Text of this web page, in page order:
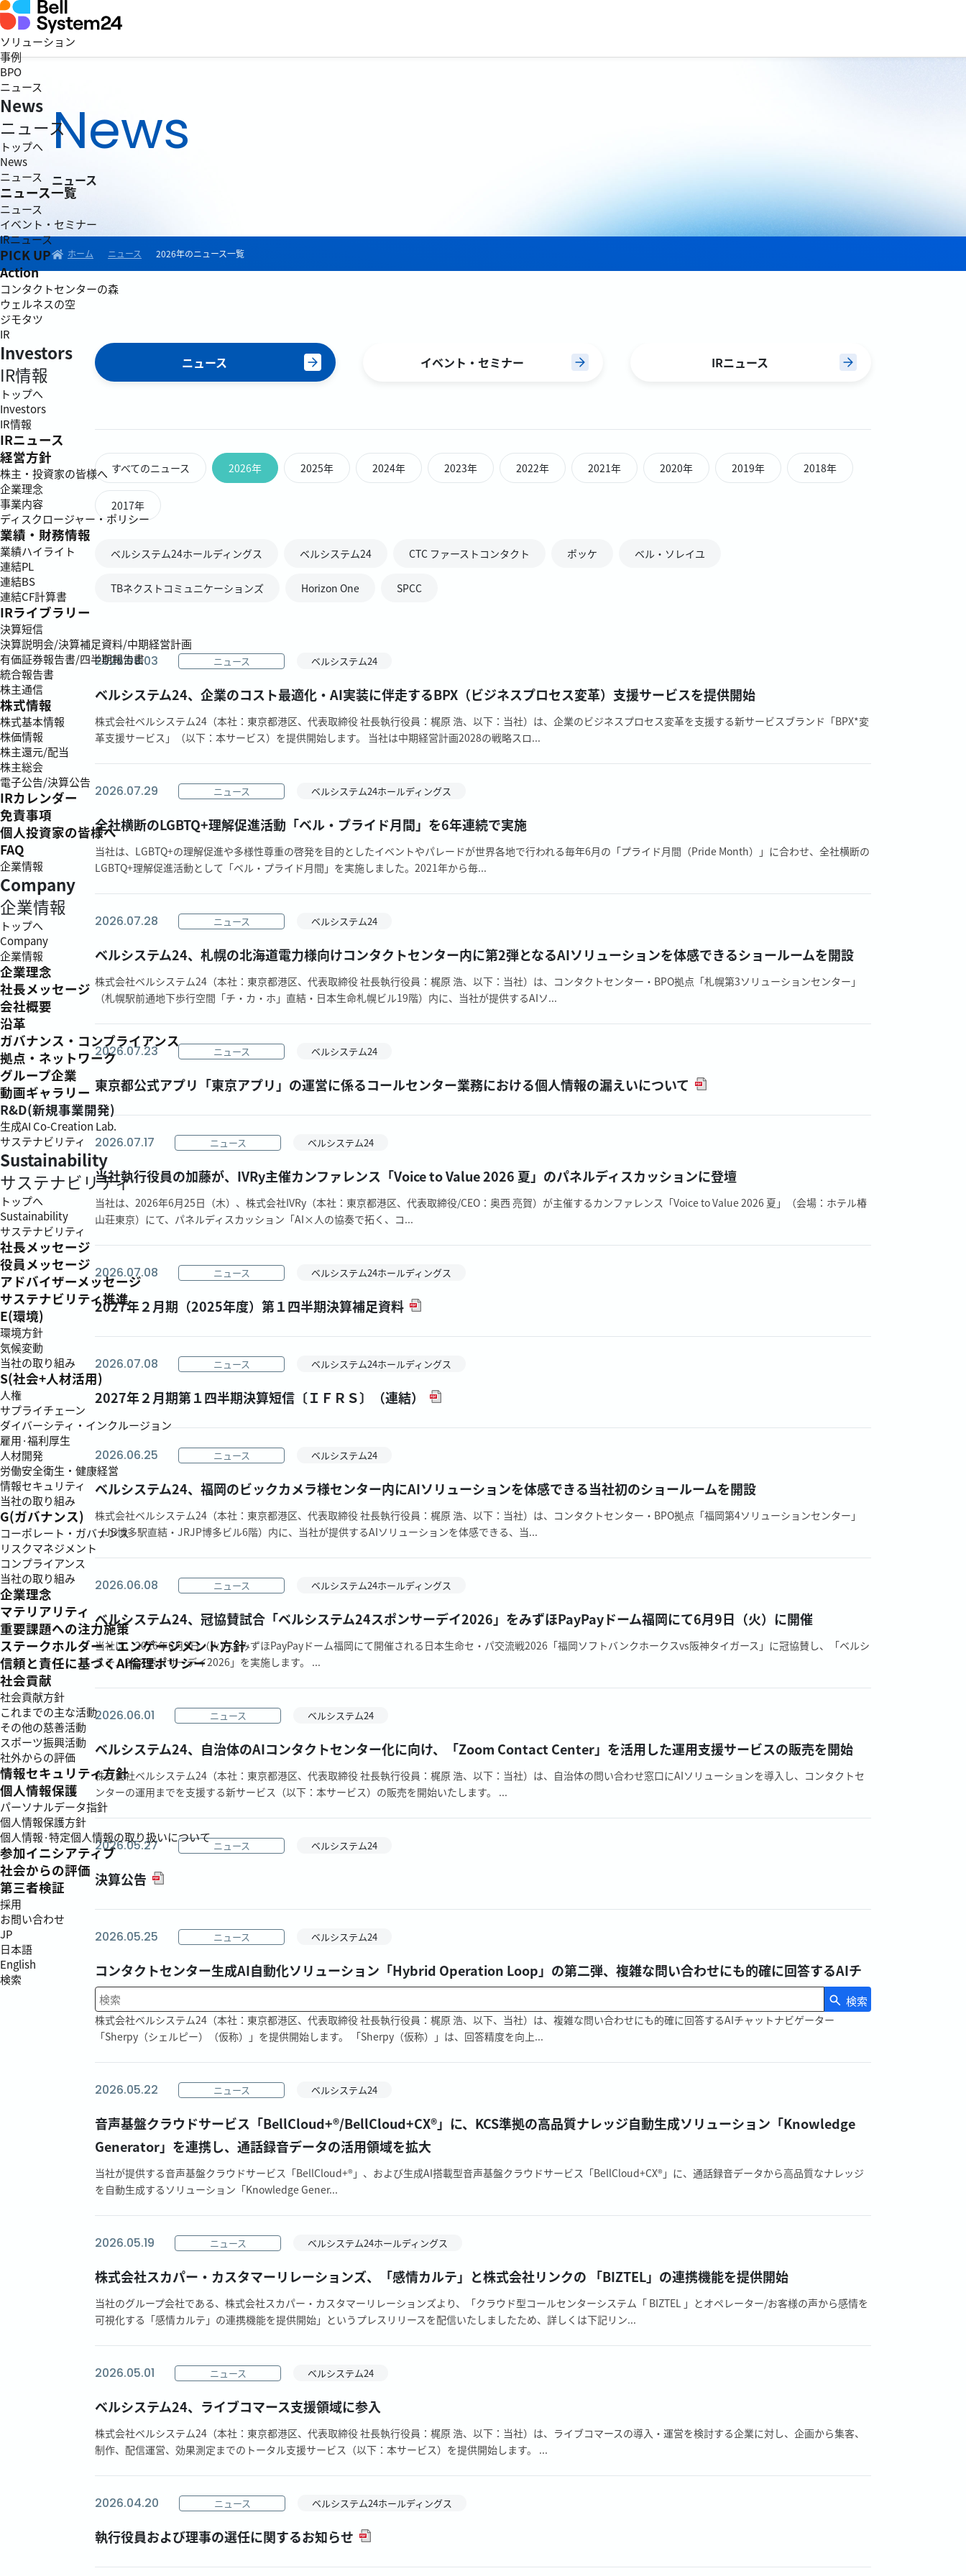
ソリューション
事例
BPO
ニュース
News
ニュース
トップへ
News
ニュース
ニュース一覧
ニュース
イベント・セミナー
IRニュース
PICK UP
Action
コンタクトセンターの森
ウェルネスの空
ジモタツ
IR
Investors
IR情報
トップへ
Investors
IR情報
IRニュース
経営方針
株主・投資家の皆様へ
企業理念
事業内容
ディスクロージャー・ポリシー
業績・財務情報
業績ハイライト
連結PL
連結BS
連結CF計算書
IRライブラリー
決算短信
決算説明会/決算補足資料/中期経営計画
有価証券報告書/四半期報告書
統合報告書
株主通信
株式情報
株式基本情報
株価情報
株主還元/配当
株主総会
電子公告/決算公告
IRカレンダー
免責事項
個人投資家の皆様へ
FAQ
企業情報
Company
企業情報
トップへ
Company
企業情報
企業理念
社長メッセージ
会社概要
沿革
ガバナンス・コンプライアンス
拠点・ネットワーク
グループ企業
動画ギャラリー
R&D(新規事業開発)
生成AI Co-Creation Lab.
サステナビリティ
Sustainability
サステナビリティ
トップへ
Sustainability
サステナビリティ
社長メッセージ
役員メッセージ
アドバイザーメッセージ
サステナビリティ推進
E(環境)
環境方針
気候変動
当社の取り組み
S(社会+人材活用)
人権
サプライチェーン
ダイバーシティ・インクルージョン
雇用·福利厚生
人材開発
労働安全衛生・健康経営
情報セキュリティ
当社の取り組み
G(ガバナンス)
コーポレート・ガバナンス
リスクマネジメント
コンプライアンス
当社の取り組み
企業理念
マテリアリティ
重要課題への注力施策
ステークホルダー・エンゲージメント方針
信頼と責任に基づくAI倫理ポリシー
社会貢献
社会貢献方針
これまでの主な活動
その他の慈善活動
スポーツ振興活動
社外からの評価
情報セキュリティ方針
個人情報保護
パーソナルデータ指針
個人情報保護方針
個人情報·特定個人情報の取り扱いについて
参加イニシアティブ
社会からの評価
第三者検証
採用
お問い合わせ
JP
日本語
English
検索
検索キーワード入力
検索
News
ニュース
ホーム ニュース 2026年のニュース一覧
ニュース イベント・セミナー IRニュース
すべてのニュース 2026年 2025年 2024年 2023年 2022年 2021年 2020年 2019年 2018年
2017年
ベルシステム24ホールディングス ベルシステム24 CTC ファーストコンタクト ポッケ ベル・ソレイユ
TBネクストコミュニケーションズ Horizon One SPCC
2026.08.03 ニュース ベルシステム24
ベルシステム24、企業のコスト最適化・AI実装に伴走するBPX（ビジネスプロセス変革）支援サービスを提供開始
株式会社ベルシステム24（本社：東京都港区、代表取締役 社長執行役員：梶原 浩、以下：当社）は、企業のビジネスプロセス変革を支援する新サービスブランド「BPX*変
革支援サービス」（以下：本サービス）を提供開始します。 当社は中期経営計画2028の戦略スロ...
2026.07.29 ニュース ベルシステム24ホールディングス
全社横断のLGBTQ+理解促進活動「ベル・プライド月間」を6年連続で実施
当社は、LGBTQ+の理解促進や多様性尊重の啓発を目的としたイベントやパレードが世界各地で行われる毎年6月の「プライド月間（Pride Month）」に合わせ、全社横断の
LGBTQ+理解促進活動として「ベル・プライド月間」を実施しました。2021年から毎...
2026.07.28 ニュース ベルシステム24
ベルシステム24、札幌の北海道電力様向けコンタクトセンター内に第2弾となるAIソリューションを体感できるショールームを開設
株式会社ベルシステム24（本社：東京都港区、代表取締役 社長執行役員：梶原 浩、以下：当社）は、コンタクトセンター・BPO拠点「札幌第3ソリューションセンター」
（札幌駅前通地下歩行空間「チ・カ・ホ」直結・日本生命札幌ビル19階）内に、当社が提供するAIソ...
2026.07.23 ニュース ベルシステム24
東京都公式アプリ「東京アプリ」の運営に係るコールセンター業務における個人情報の漏えいについて
2026.07.17 ニュース ベルシステム24
当社執行役員の加藤が、IVRy主催カンファレンス「Voice to Value 2026 夏」のパネルディスカッションに登壇
当社は、2026年6月25日（木）、株式会社IVRy（本社：東京都港区、代表取締役/CEO：奥西 亮賀）が主催するカンファレンス「Voice to Value 2026 夏」（会場：ホテル椿
山荘東京）にて、パネルディスカッション「AI×人の協奏で拓く、コ...
2026.07.08 ニュース ベルシステム24ホールディングス
2027年２月期（2025年度）第１四半期決算補足資料
2026.07.08 ニュース ベルシステム24ホールディングス
2027年２月期第１四半期決算短信〔ＩＦＲＳ〕（連結）
2026.06.25 ニュース ベルシステム24
ベルシステム24、福岡のビックカメラ様センター内にAIソリューションを体感できる当社初のショールームを開設
株式会社ベルシステム24（本社：東京都港区、代表取締役 社長執行役員：梶原 浩、以下：当社）は、コンタクトセンター・BPO拠点「福岡第4ソリューションセンター」
（JR博多駅直結・JRJP博多ビル6階）内に、当社が提供するAIソリューションを体感できる、当...
2026.06.08 ニュース ベルシステム24ホールディングス
ベルシステム24、冠協賛試合「ベルシステム24スポンサーデイ2026」をみずほPayPayドーム福岡にて6月9日（火）に開催
当社は、2026年6月9日（火）、みずほPayPayドーム福岡にて開催される日本生命セ・パ交流戦2026「福岡ソフトバンクホークスvs阪神タイガース」に冠協賛し、「ベルシ
ステム24スポンサーデイ2026」を実施します。 ...
2026.06.01 ニュース ベルシステム24
ベルシステム24、自治体のAIコンタクトセンター化に向け、「Zoom Contact Center」を活用した運用支援サービスの販売を開始
株式会社ベルシステム24（本社：東京都港区、代表取締役 社長執行役員：梶原 浩、以下：当社）は、自治体の問い合わせ窓口にAIソリューションを導入し、コンタクトセ
ンターの運用までを支援する新サービス（以下：本サービス）の販売を開始いたします。 ...
2026.05.27 ニュース ベルシステム24
決算公告
2026.05.25 ニュース ベルシステム24
コンタクトセンター生成AI自動化ソリューション「Hybrid Operation Loop」の第二弾、複雑な問い合わせにも的確に回答するAIチ
ャットナビゲーター「Sherpy（仮称）」を提供開始
株式会社ベルシステム24（本社：東京都港区、代表取締役 社長執行役員：梶原 浩、以下、当社）は、複雑な問い合わせにも的確に回答するAIチャットナビゲーター
「Sherpy（シェルピー）（仮称）」を提供開始します。 「Sherpy（仮称）」は、回答精度を向上...
2026.05.22 ニュース ベルシステム24
音声基盤クラウドサービス「BellCloud+®/BellCloud+CX®」に、KCS準拠の高品質ナレッジ自動生成ソリューション「Knowledge
Generator」を連携し、通話録音データの活用領域を拡大
当社が提供する音声基盤クラウドサービス「BellCloud+®」、および生成AI搭載型音声基盤クラウドサービス「BellCloud+CX®」に、通話録音データから高品質なナレッジ
を自動生成するソリューション「Knowledge Gener...
2026.05.19 ニュース ベルシステム24ホールディングス
株式会社スカパー・カスタマーリレーションズ、「感情カルテ」と株式会社リンクの 「BIZTEL」の連携機能を提供開始
当社のグループ会社である、株式会社スカパー・カスタマーリレーションズより、「クラウド型コールセンターシステム「 BIZTEL 」とオペレーター/お客様の声から感情を
可視化する「感情カルテ」の連携機能を提供開始」というプレスリリースを配信いたしましたため、詳しくは下記リン...
2026.05.01 ニュース ベルシステム24
ベルシステム24、ライブコマース支援領域に参入
株式会社ベルシステム24（本社：東京都港区、代表取締役 社長執行役員：梶原 浩、以下：当社）は、ライブコマースの導入・運営を検討する企業に対し、企画から集客、
制作、配信運営、効果測定までのトータル支援サービス（以下：本サービス）を提供開始します。 ...
2026.04.20 ニュース ベルシステム24ホールディングス
執行役員および理事の選任に関するお知らせ